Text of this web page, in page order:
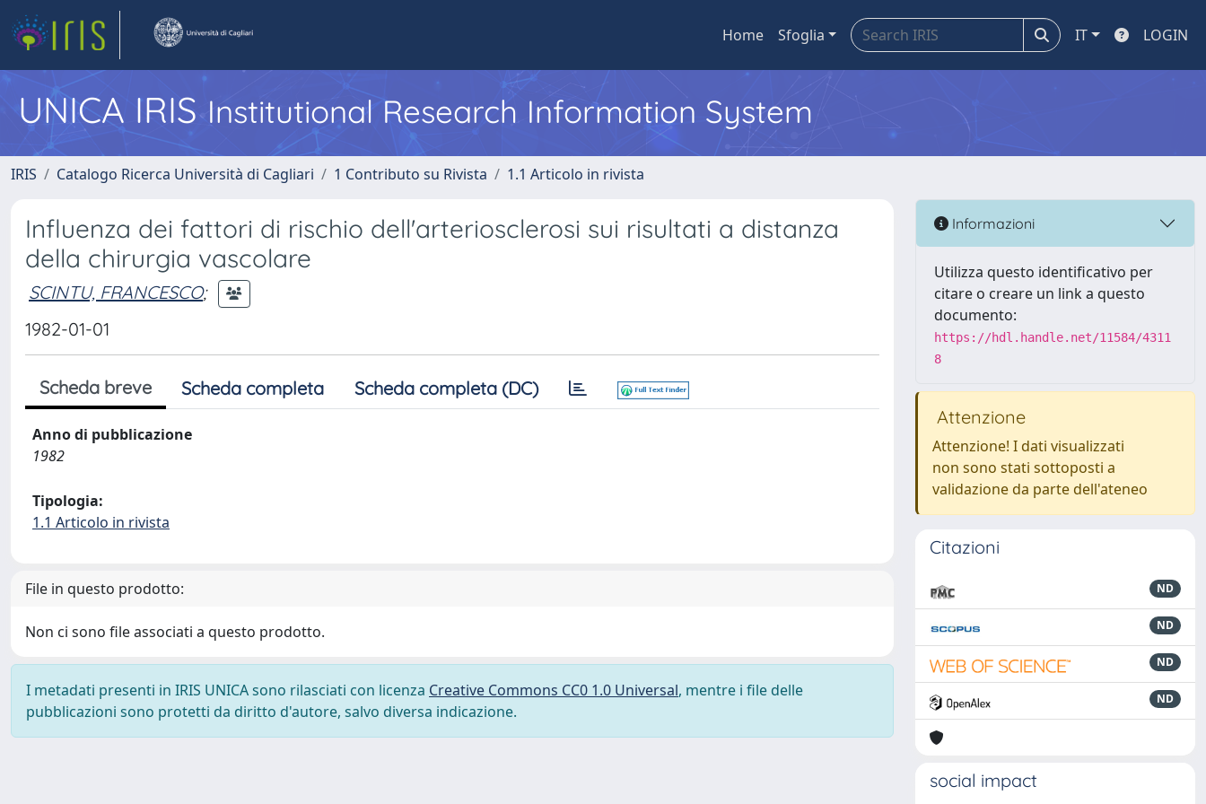
Home Sfoglia IT LOGIN
UNICA IRISInstitutional Research Information System
IRIS Catalogo Ricerca Università di Cagliari 1 Contributo su Rivista 1.1 Articolo in rivista
Influenza dei fattori di rischio dell'arteriosclerosi sui risultati a distanza
della chirurgia vascolare
SCINTU, FRANCESCO;
1982-01-01
Scheda breve Scheda completa Scheda completa (DC)
Anno di pubblicazione
1982
Tipologia:
1.1 Articolo in rivista
File in questo prodotto:
Non ci sono file associati a questo prodotto.
I metadati presenti in IRIS UNICA sono rilasciati con licenza Creative Commons CC0 1.0 Universal, mentre i file delle
pubblicazioni sono protetti da diritto d'autore, salvo diversa indicazione.
Informazioni
Utilizza questo identificativo per
citare o creare un link a questo
documento:
https://hdl.handle.net/11584/4311
8
Attenzione
Attenzione! I dati visualizzati
non sono stati sottoposti a
validazione da parte dell'ateneo
Citazioni
ND
ND
ND
ND
social impact